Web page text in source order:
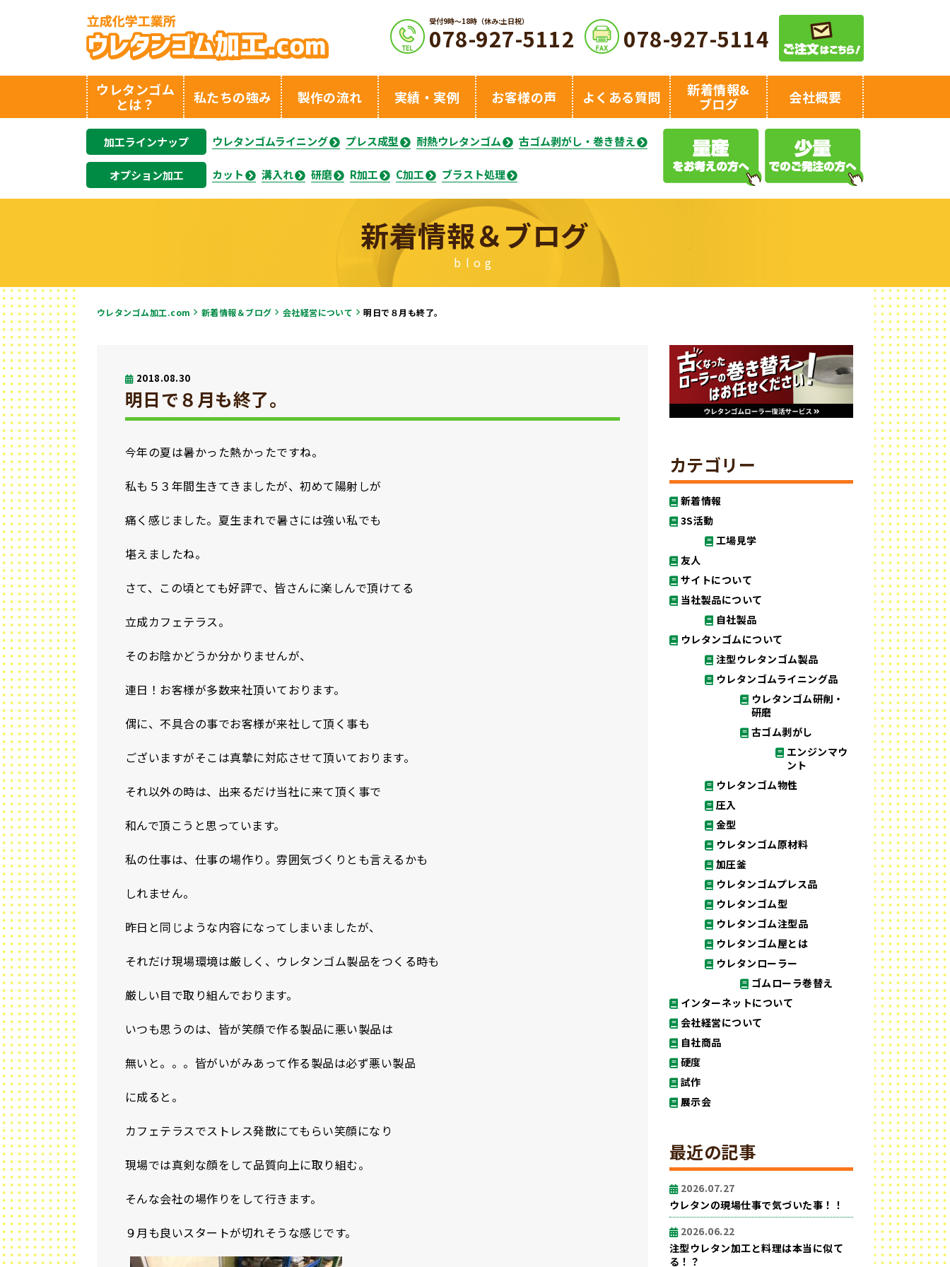
受付9時〜18時（休み:土日祝）
078-927-5112 078-927-5114
ウレタンゴム
とは？
私たちの強み 製作の流れ 実績・実例 お客様の声 よくある質問
新着情報&
ブログ
会社概要
加工ラインナップ ウレタンゴムライニング プレス成型 耐熱ウレタンゴム 古ゴム剥がし・巻き替え
オプション加工 カット 溝入れ 研磨 R加工 C加工 ブラスト処理
新着情報＆ブログ
blog
ウレタンゴム加工.com 新着情報＆ブログ 会社経営について 明日で８月も終了。
2018.08.30
明日で８月も終了。
今年の夏は暑かった熱かったですね。
私も５３年間生きてきましたが、初めて陽射しが
痛く感じました。夏生まれで暑さには強い私でも
堪えましたね。
さて、この頃とても好評で、皆さんに楽しんで頂けてる
立成カフェテラス。
そのお陰かどうか分かりませんが、
連日！お客様が多数来社頂いております。
偶に、不具合の事でお客様が来社して頂く事も
ございますがそこは真摯に対応させて頂いております。
それ以外の時は、出来るだけ当社に来て頂く事で
和んで頂こうと思っています。
私の仕事は、仕事の場作り。雰囲気づくりとも言えるかも
しれません。
昨日と同じような内容になってしまいましたが、
それだけ現場環境は厳しく、ウレタンゴム製品をつくる時も
厳しい目で取り組んでおります。
いつも思うのは、皆が笑顔で作る製品に悪い製品は
無いと。。。皆がいがみあって作る製品は必ず悪い製品
に成ると。
カフェテラスでストレス発散にてもらい笑顔になり
現場では真剣な顔をして品質向上に取り組む。
そんな会社の場作りをして行きます。
９月も良いスタートが切れそうな感じです。
カテゴリー
新着情報
3S活動
工場見学
友人
サイトについて
当社製品について
自社製品
ウレタンゴムについて
注型ウレタンゴム製品
ウレタンゴムライニング品
ウレタンゴム研削・
研磨
古ゴム剥がし
エンジンマウ
ント
ウレタンゴム物性
圧入
金型
ウレタンゴム原材料
加圧釜
ウレタンゴムプレス品
ウレタンゴム型
ウレタンゴム注型品
ウレタンゴム屋とは
ウレタンローラー
ゴムローラ巻替え
インターネットについて
会社経営について
自社商品
硬度
試作
展示会
最近の記事
2026.07.27
ウレタンの現場仕事で気づいた事！！
2026.06.22
注型ウレタン加工と料理は本当に似て
る！？